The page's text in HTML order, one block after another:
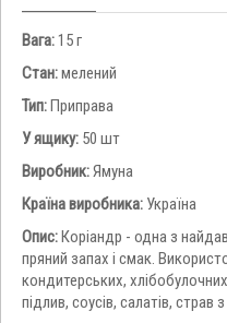
Вага:15 г
Стан:мелений
Тип:Приправа
У ящику: 50 шт
Виробник:Ямуна
Країна виробника: Україна
Опис:Коріандр - одна з
пряний запах і смак.
кондитерських,
підлив, соусів, салатів, страв